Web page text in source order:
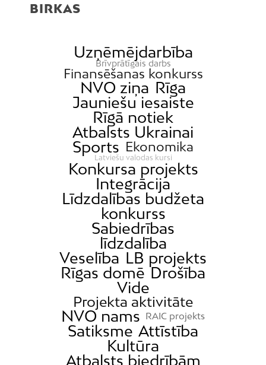
BIRKAS
Uzņēmējdarbība
Brīvprātīgais darbs
Finansēšanas konkurss
NVO ziņa Rīga
Jauniešu iesaiste
Rīgā notiek
Atbalsts Ukrainai
Sports Ekonomika
Latviešu valodas kursi
Konkursa projekts
Integrācija
Līdzdalības budžeta
konkurss
Sabiedrības
līdzdalība
Veselība LB projekts
Rīgas domē Drošība
Vide
Projekta aktivitāte
NVO nams RAIC projekts
Satiksme Attīstība
Kultūra
Atbalsts biedrībām